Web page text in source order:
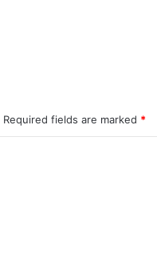
Required fields are marked *